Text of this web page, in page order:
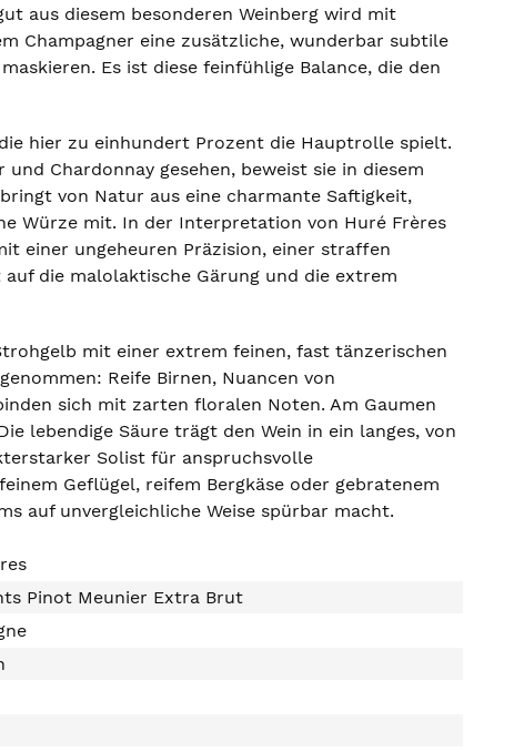
aus diesem besonderen Weinberg wird mit
Champagner eine zusätzliche, wunderbar subtile
Es ist diese feinfühlige Balance, die den
hier zu einhundert Prozent die Hauptrolle spielt.
Chardonnay gesehen, beweist sie in diesem
von Natur aus eine charmante Saftigkeit,
Würze mit. In der Interpretation von Huré Frères
einer ungeheuren Präzision, einer straffen
die malolaktische Gärung und die extrem
mit einer extrem feinen, fast tänzerischen
Reife Birnen, Nuancen von
sich mit zarten floralen Noten. Am Gaumen
lebendige Säure trägt den Wein in ein langes, von
Solist für anspruchsvolle
Geflügel, reifem Bergkäse oder gebratenem
auf unvergleichliche Weise spürbar macht.
Pinot Meunier Extra Brut